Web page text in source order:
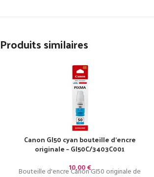
Produits similaires
Canon GI50 cyan bouteille d’encre
originale – GI50C/3403C001
10,00€
Bouteille d'encre Canon GI50 originale de